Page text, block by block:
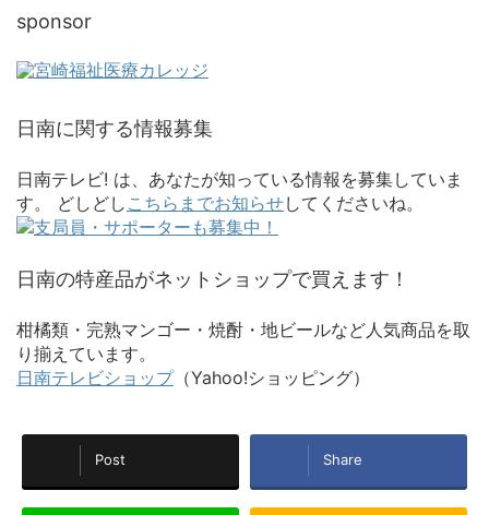
sponsor
日南に関する情報募集
日南テレビ! は、あなたが知っている情報を募集していま
す。 どしどし こちらまでお知らせしてくださいね。
日南の特産品がネットショップで買えます！
柑橘類・完熟マンゴー・焼酎・地ビールなど人気商品を取
り揃えています。
日南テレビショップ（Yahoo!ショッピング）
Post Share